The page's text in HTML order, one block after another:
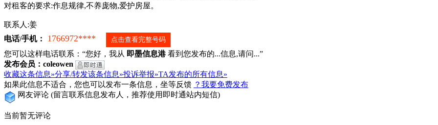
对租客的要求:作息规律,不养庞物,爱护房屋。
联系人:姜
电话/手机：
1766972**** 点击查看完整号码
您可以这样电话联系：“您好，我从 即墨信息港看到您发布的...信息,请问...”
发布会员：coleowen
收藏这条信息»分享/转发该条信息»投诉举报»TA发布的所有信息»
如果此信息不适合，您也可以发布一条信息，坐等反馈 ？我要免费发布
网友评论 (留言联系信息发布人，推荐使用即时通站内短信)
当前暂无评论